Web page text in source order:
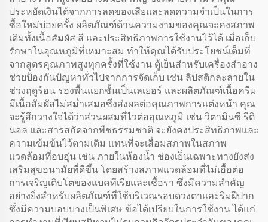
ประหยัดเงินได้จากการลดของเสียและลดความจำเป็นในการ
ซื้อใหม่บ่อยครั้ง ผลิตภัณฑ์ด้านความงามของคุณจะคงสภาพ
เดิมทั้งเนื้อสัมผัส สี และประสิทธิภาพการใช้งานไว้ได้ เมื่อเก็บ
รักษาในอุณหภูมิที่เหมาะสม ทำให้คุณได้รับประโยชน์เต็มที่
จากสูตรคุณภาพสูงทุกครั้งที่ใช้งาน ตู้เย็นสำหรับเครื่องสำอาง
ช่วยป้องกันปัญหาทั่วไปจากการจัดเก็บ เช่น ลิปสติกละลายใน
ช่วงฤดูร้อน รองพื้นแยกชั้นเป็นเลเยอร์ และผลิตภัณฑ์เนื้อครีม
มีเนื้อสัมผัสไม่สม่ำเสมอซึ่งส่งผลต่อคุณภาพการแต่งหน้า คุณ
จะรู้สึกวางใจได้ว่าส่วนผสมที่ไวต่ออุณหภูมิ เช่น วิตามินซี รีติ
นอล และสารสกัดจากพืชธรรมชาติ จะยังคงประสิทธิภาพและ
ความเข้มข้นไว้ตามเดิม แทนที่จะเสื่อมสภาพในสภาพ
แวดล้อมที่อบอุ่น เช่น ภายในห้องน้ำ ช่องเย็นเฉพาะทางยังส่ง
เสริมสุขอนามัยที่ดีขึ้น โดยสร้างสภาพแวดล้อมที่ไม่เอื้อต่อ
การเจริญเติบโตของแบคทีเรียและเชื้อรา ซึ่งมีความสำคัญ
อย่างยิ่งสำหรับผลิตภัณฑ์ที่ใช้บริเวณรอบดวงตาและริมฝีปาก
ซึ่งมีความบอบบางเป็นพิเศษ ข้อได้เปรียบในการใช้งาน ได้แก่